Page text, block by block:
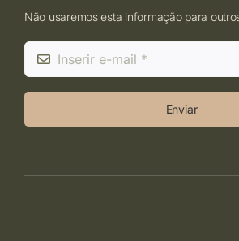
Não usaremos esta informação para
Enviar